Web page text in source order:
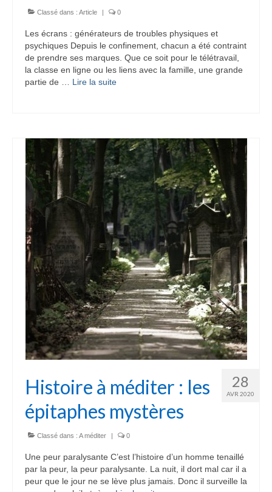
Classé dans : Article | 0
Les écrans : générateurs de troubles physiques et
psychiques Depuis le confinement, chacun a été contraint
de prendre ses marques. Que ce soit pour le télétravail,
la classe en ligne ou les liens avec la famille, une grande
partie de … Lire la suite­­
28
AVR 2020
Histoire à méditer : les
épitaphes mystères
Classé dans : A méditer | 0
Une peur paralysante C’est l’histoire d’un homme tenaillé
par la peur, la peur paralysante. La nuit, il dort mal car il a
peur que le jour ne se lève plus jamais. Donc il surveille la